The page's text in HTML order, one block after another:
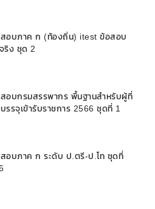
อบภาค ก (ท้องถิ่น) itest ข้อสอบ
ริง ชุด 2
อบกรมสรรพากร พื้นฐานสำหรับผู้ที่
รรจุเข้ารับราชการ 2566 ชุดที่ 1
อบภาค ก ระดับ ป.ตรี-ป.โท ชุดที่